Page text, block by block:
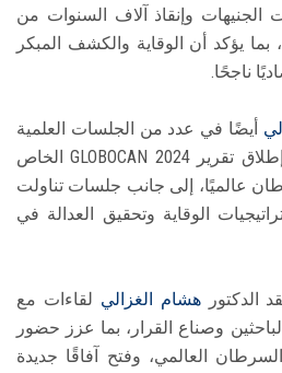
الجنيهات وإنقاذ آلاف السنوات من
بما يؤكد أن الوقاية والكشف المبكر
ناجحًا.
أيضًا في عدد من الجلسات العلمية
رفيعة المستوى، من بينها إطلاق تقرير GLOBOCAN 2024 الخاص
عالميًا، إلى جانب جلسات تناولت
الوقاية وتحقيق العدالة في
الدكتورهشام الغزالي لقاءات مع
وصناع القرار، بما عزز حضور
العالمي، وفتح آفاقًا جديدة